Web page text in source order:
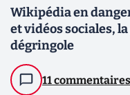
Wikipédia en
et vidéos sociales,
dégringole
11 commentaires